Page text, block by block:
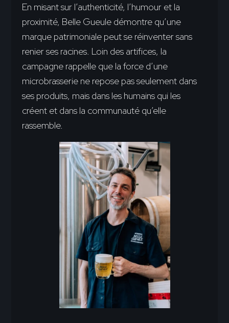
En misant sur l’authenticité, l’humour et la
proximité, Belle Gueule démontre qu’une
marque patrimoniale peut se réinventer sans
renier ses racines. Loin des artifices, la
campagne rappelle que la force d’une
microbrasserie ne repose pas seulement dans
ses produits, mais dans les humains qui les
créent et dans la communauté qu’elle
rassemble.